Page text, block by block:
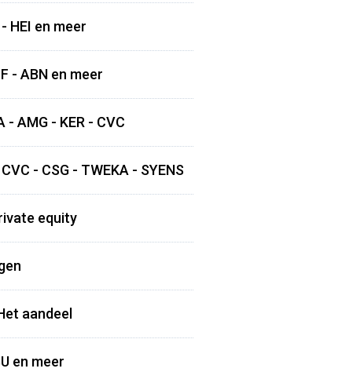
HEI en meer
- ABN en meer
AMG - KER - CVC
- CSG - TWEKA - SYENS
equity
aandeel
en meer